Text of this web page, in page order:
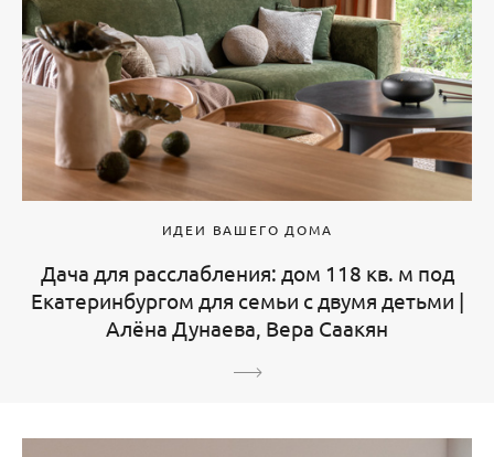
ИДЕИ ВАШЕГО ДОМА
Дача для расслабления: дом 118 кв. м под
Екатеринбургом для семьи с двумя детьми |
Алёна Дунаева, Вера Саакян